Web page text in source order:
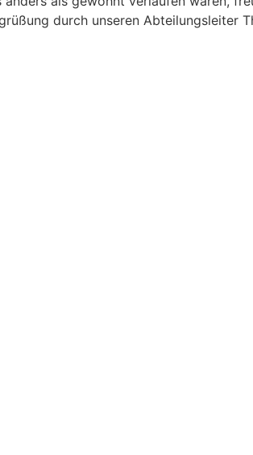
durch unseren Abteilungsleiter